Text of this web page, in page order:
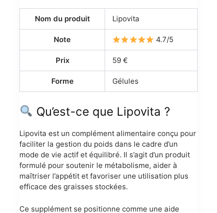
Nom du produit Lipovita
Note 4.7/5
Prix 59 €
Forme Gélules
Qu’est-ce que Lipovita ?
Lipovita est un complément alimentaire conçu pour
faciliter la gestion du poids dans le cadre d’un
mode de vie actif et équilibré. Il s’agit d’un produit
formulé pour soutenir le métabolisme, aider à
maîtriser l’appétit et favoriser une utilisation plus
efficace des graisses stockées.
Ce supplément se positionne comme une aide